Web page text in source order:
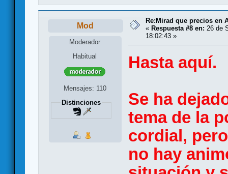
Mod
Moderador
Habitual
Mensajes: 110
Distinciones
Re:Mirad que precios en
« Respuesta #8 en: 26 de
18:02:43 »
Hasta aquí.
Se ha
tema de la
cordial,
no hay